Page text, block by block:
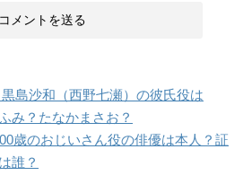
島沙和（西野七瀬）の彼氏役は
み？たなかまさお？
歳のおじいさん役の俳優は本人？証
誰？